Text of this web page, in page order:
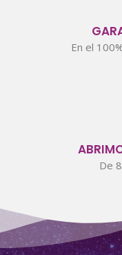
En el
De